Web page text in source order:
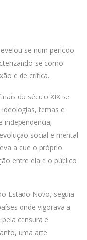
se num período
se como
e de crítica.
do século XIX se
temas e
independência;
social e mental
a que o próprio
entre ela e o público
Estado Novo, seguia
onde vigorava a
censura e
uma arte